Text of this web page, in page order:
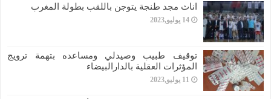
اناث مجد طنجة يتوجن باللقب بطولة المغرب
14 يوليو,2023
توقيف طبيب وصيدلي ومساعده بتهمة ترويج
المؤثرات العقلية بالدارالبيضاء
11 يوليو,2023